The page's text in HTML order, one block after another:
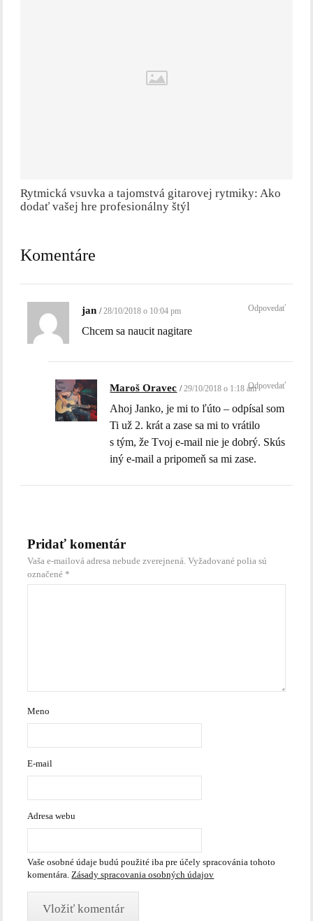
Rytmická vsuvka a tajomstvá gitarovej rytmiky: Ako
dodať vašej hre profesionálny štýl
Komentáre
jan 28/10/2018 o 10:04 pm
Chcem sa naucit nagitare
Odpovedať
Maroš Oravec 29/10/2018 o 1:18 am
Ahoj Janko, je mi to ľúto – odpísal som
Ti už 2. krát a zase sa mi to vrátilo
s tým, že Tvoj e-mail nie je dobrý. Skús
iný e-mail a pripomeň sa mi zase.
Odpovedať
Pridať komentár
Vaša e-mailová adresa nebude zverejnená. Vyžadované polia sú
označené *
Meno
E-mail
Adresa webu
Vaše osobné údaje budú použité iba pre účely spracovánia tohoto
komentára. Zásady spracovania osobných údajov